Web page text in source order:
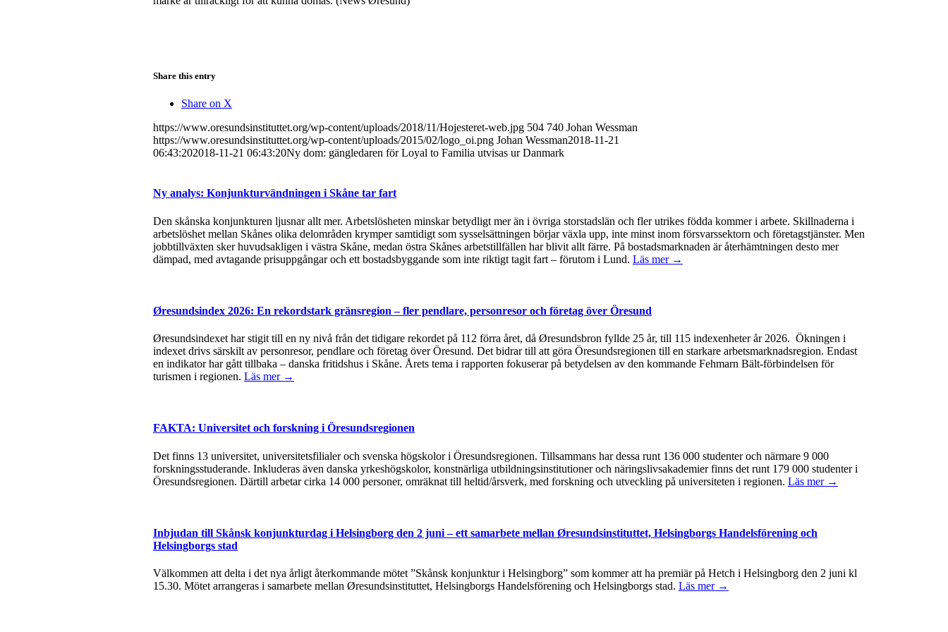
Share this entry
Share on X
https://www.oresundsinstituttet.org/wp-content/uploads/2018/11/Hojesteret-web.jpg 504 740 Johan Wessman
https://www.oresundsinstituttet.org/wp-content/uploads/2015/02/logo_oi.png Johan Wessman2018-11-21
06:43:202018-11-21 06:43:20Ny dom: gängledaren för Loyal to Familia utvisas ur Danmark
Ny analys: Konjunkturvändningen i Skåne tar fart
Den skånska konjunkturen ljusnar allt mer. Arbetslösheten minskar betydligt mer än i övriga storstadslän och fler utrikes födda kommer i arbete. Skillnaderna i
arbetslöshet mellan Skånes olika delområden krymper samtidigt som sysselsättningen börjar växla upp, inte minst inom försvarssektorn och företagstjänster. Men
jobbtillväxten sker huvudsakligen i västra Skåne, medan östra Skånes arbetstillfällen har blivit allt färre. På bostadsmarknaden är återhämtningen desto mer
dämpad, med avtagande prisuppgångar och ett bostadsbyggande som inte riktigt tagit fart – förutom i Lund. Läs mer →
Øresundsindex 2026: En rekordstark gränsregion – fler pendlare, personresor och företag över Öresund
Øresundsindexet har stigit till en ny nivå från det tidigare rekordet på 112 förra året, då Øresundsbron fyllde 25 år, till 115 indexenheter år 2026. Ökningen i
indexet drivs särskilt av personresor, pendlare och företag över Öresund. Det bidrar till att göra Öresundsregionen till en starkare arbetsmarknadsregion. Endast
en indikator har gått tillbaka – danska fritidshus i Skåne. Årets tema i rapporten fokuserar på betydelsen av den kommande Fehmarn Bält-förbindelsen för
turismen i regionen. Läs mer →
FAKTA: Universitet och forskning i Öresundsregionen
Det finns 13 universitet, universitetsfilialer och svenska högskolor i Öresundsregionen. Tillsammans har dessa runt 136 000 studenter och närmare 9 000
forskningsstuderande. Inkluderas även danska yrkeshögskolor, konstnärliga utbildningsinstitutioner och näringslivsakademier finns det runt 179 000 studenter i
Öresundsregionen. Därtill arbetar cirka 14 000 personer, omräknat till heltid/årsverk, med forskning och utveckling på universiteten i regionen. Läs mer →
Inbjudan till Skånsk konjunkturdag i Helsingborg den 2 juni – ett samarbete mellan Øresundsinstituttet, Helsingborgs Handelsförening och
Helsingborgs stad
Välkommen att delta i det nya årligt återkommande mötet ”Skånsk konjunktur i Helsingborg” som kommer att ha premiär på Hetch i Helsingborg den 2 juni kl
15.30. Mötet arrangeras i samarbete mellan Øresundsinstituttet, Helsingborgs Handelsförening och Helsingborgs stad. Läs mer →